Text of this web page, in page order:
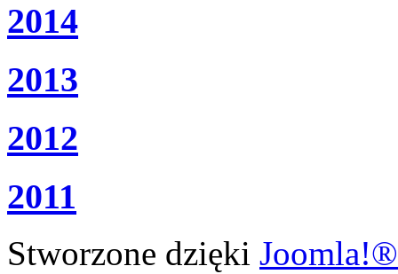
2014
2013
2012
2011
Stworzone dzięki Joomla!®